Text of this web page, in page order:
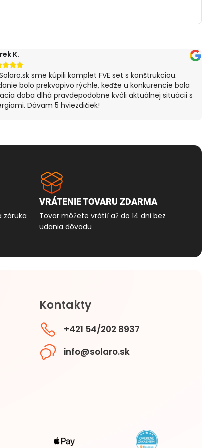
K.

sme kúpili komplet FVE set s konštrukciou.
bolo prekvapivo rýchle, keďže u konkurencie bola
doba dlhá pravdepodobne kvôli aktuálnej situácii s
Dávam 5 hviezdičiek!
záruka
VRÁTENIE TOVARU ZDARMA
Tovar môžete vrátiť až do 14 dni bez
udania dôvodu
Kontakty
+421 54/202 8937
info@solaro.sk